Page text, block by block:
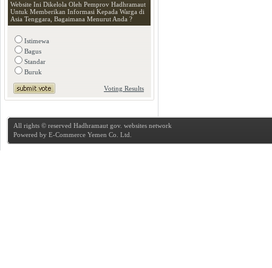
Website Ini Dikelola Oleh Pemprov Hadhramaut
Untuk Memberikan Informasi Kepada Warga di
Asia Tenggara, Bagaimana Menurut Anda ?
Istimewa
Bagus
Standar
Buruk
Voting Results
All rights © reserved Hadhramaut gov. websites network
Powered by E-Commerce Yemen Co. Ltd.